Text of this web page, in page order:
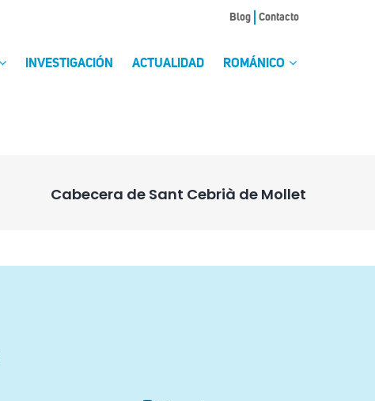
Blog Contacto
INVESTIGACIÓN ACTUALIDAD ROMÁNICO
Cabecera de Sant Cebrià de Mollet